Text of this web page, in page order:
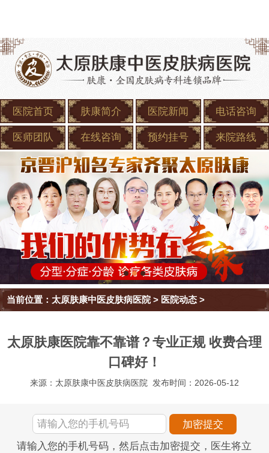
医院首页 肤康简介 医院新闻 电话咨询
医师团队 在线咨询 预约挂号 来院路线
当前位置： 太原肤康中医皮肤病医院> 医院动态 >
太原肤康医院靠不靠谱？专业正规 收费合理
口碑好！
来源：太原肤康中医皮肤病医院 发布时间：2026-05-12
请输入您的手机号码，然后点击加密提交，医生将立